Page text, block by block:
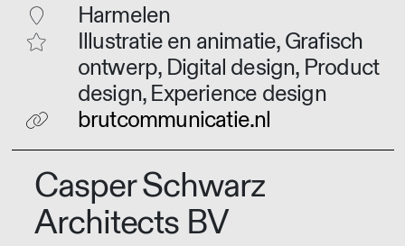
Harmelen
Illustratie en animatie, Grafisch
ontwerp, Digital design, Product
design, Experience design
brutcommunicatie.nl
Casper Schwarz
Architects BV